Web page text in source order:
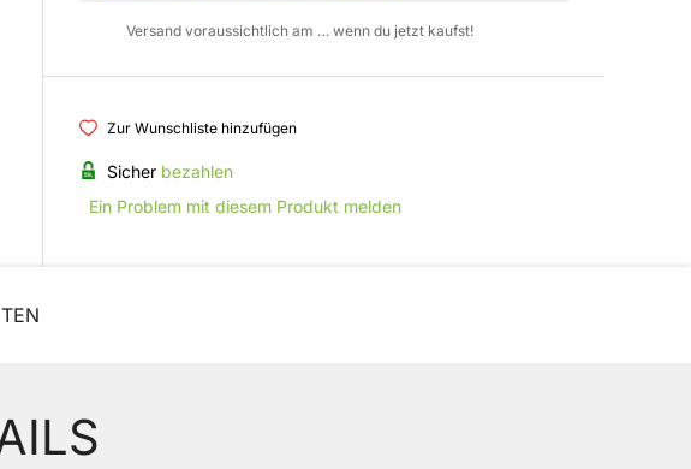
Versand voraussichtlich am … wenn du jetzt kaufst!
Zur Wunschliste hinzufügen
Sicher bezahlen
Ein Problem mit diesem Produkt melden